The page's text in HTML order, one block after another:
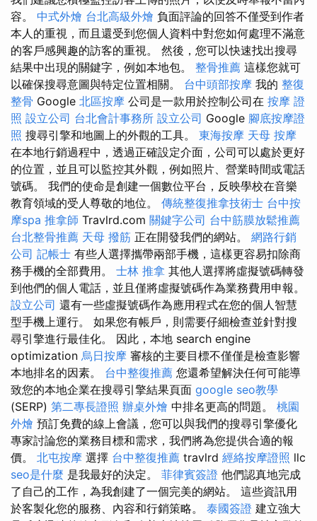
容。 中式外燴 台北高級外燴 負面評論的回答不僅受到作者
本人的重視，而且還受到您個人資料中對您如何處理不滿意
的客戶感興趣的訪客的重視。 然後，您可以快速找出搜尋
結果中出現的關鍵字，例如本地包。 整骨推薦 這樣您就可
以確保搜尋意圖與特定位置相關。 台中頭部按摩 我的 整復
整骨 Google 北區按摩 公司是一款用於控制公司在 按摩 證
照 設立公司 台北會計事務所 設立公司 Google 腳底按摩證
照 搜尋引擎和地圖上的外觀的工具。 東海按摩 天母 按摩
在本地行銷過程中，透過正確設定介面，公司可以處於更好
的位置，並且可以監控其外觀，例如照片、營業時間或電話
號碼。 我們的使命是創建一個數位平台，反映學校在音樂
教育領域的受人尊敬的地位。 傳統整復推拿技術士 台中按
摩spa 推拿師 Travlrd.com 關鍵字公司 台中筋膜放鬆推薦
台北整骨推薦 天母 撥筋 正在開發我們的網站。 網路行銷
公司 記帳士 有些人選擇攜帶兩部手機，這樣更容易扣除商
務手機的全部費用。 士林 推拿 其他人選擇將虛擬號碼轉發
到他們的個人電話，並且僅將虛擬號碼作為業務費用申報。
設立公司 還有一些虛擬號碼作為應用程式在您的個人智慧
型手機上運行。 如果您有帳戶，則需要仔細檢查並針對搜
尋引擎進行最佳化。 因此，本地 search engine
optimization 烏日按摩 審核的主要目標不僅僅是檢查影響
本地排名的因素。 台中整復推薦 您還希望解決任何可能導
致您的本地企業在搜尋引擎結果頁面 google seo教學
(SERP) 第二專長證照 辦桌外燴 中排名更高的問題。 桃園
外燴 預訂免費的線上會議，您可以與我們的搜尋引擎優化
專家討論您的業務目標和需求，我們將為您提供合適的報
價。 北屯按摩 選擇 台中整復推薦 travlrd 經絡按摩證照 llc
seo是什麼 是我最好的決定。 菲律賓簽證 他們認真地完成
了自己的工作，為我創建了一個完美的網站。 這些資訊用
於客製化您的服務、內容和行銷策略。 泰國簽證 建立強大